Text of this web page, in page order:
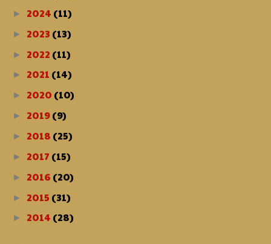
► 2024 (11)
► 2023 (13)
► 2022 (11)
► 2021 (14)
► 2020 (10)
► 2019(9)
► 2018 (25)
► 2017 (15)
► 2016 (20)
► 2015 (31)
► 2014 (28)